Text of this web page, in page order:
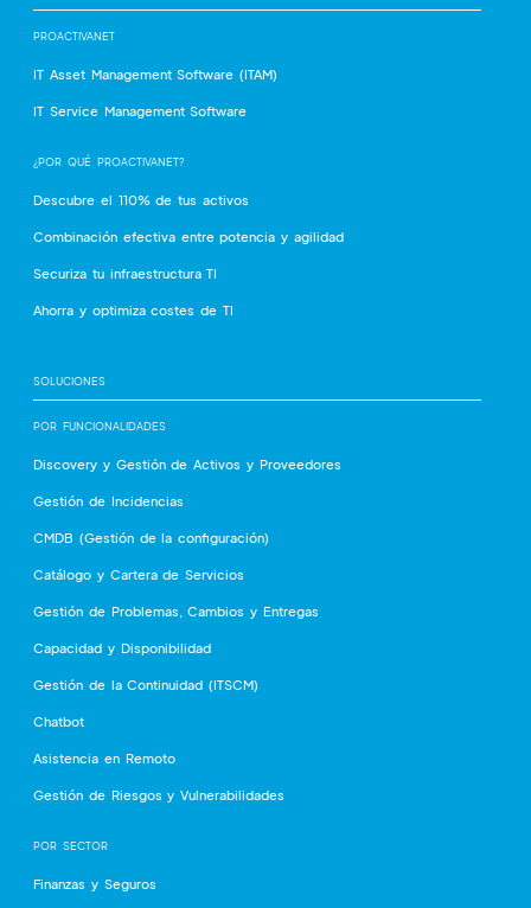
PROACTIVANET
IT Asset Management Software (ITAM)
IT Service Management Software
¿POR QUÉ PROACTIVANET?
Descubre el 110% de tus activos
Combinación efectiva entre potencia y agilidad
Securiza tu infraestructura TI
Ahorra y optimiza costes de TI
SOLUCIONES
POR FUNCIONALIDADES
Discovery y Gestión de Activos y Proveedores
Gestión de Incidencias
CMDB (Gestión de la configuración)
Catálogo y Cartera de Servicios
Gestión de Problemas, Cambios y Entregas
Capacidad y Disponibilidad
Gestión de la Continuidad (ITSCM)
Chatbot
Asistencia en Remoto
Gestión de Riesgos y Vulnerabilidades
POR SECTOR
Finanzas y Seguros